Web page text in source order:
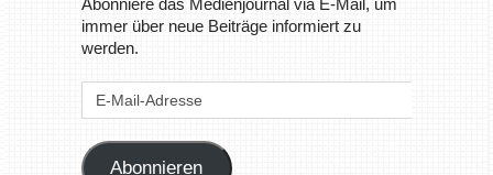
Abonniere das Medienjournal via E-Mail, um
immer über neue Beiträge informiert zu
werden.
Abonnieren